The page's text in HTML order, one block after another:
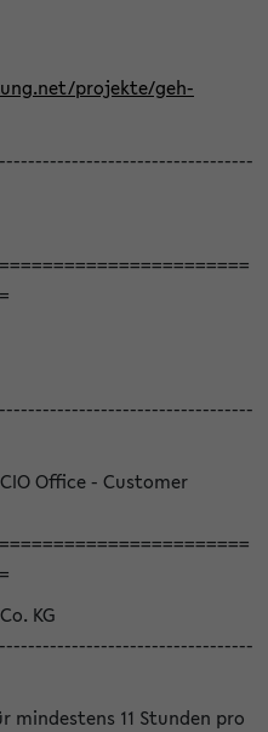
projekte/geh-
Office - Customer
KG
11 Stunden pro